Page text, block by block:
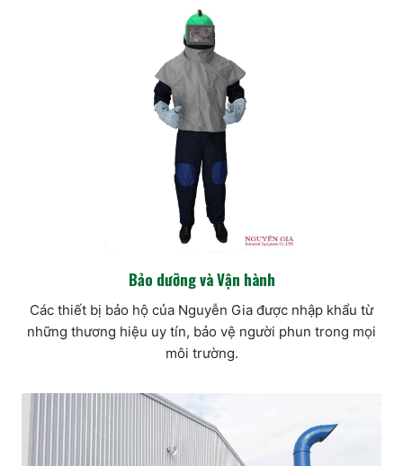
Bảo dưỡng và Vận hành
Các thiết bị bảo hộ của Nguyễn Gia được nhập khẩu từ
những thương hiệu uy tín, bảo vệ người phun trong mọi
môi trường.